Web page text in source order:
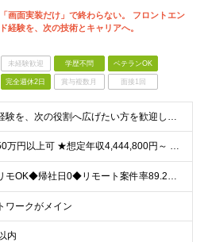
「画面実装だけ」で終わらない。 フロントエン
ド経験を、次の技術とキャリアへ。
未経験歓迎 学歴不問 ベテランOK
完全週休2日 賞与複数月 面接1回
＼開発経験を、次の役割へ広げたい方を歓迎します／ ■HTML、CSS、JavaScriptを使用した実務経験を1年以上お持ちの方 ■APIを利用した画面・機能開発の経験、または基礎知識をお持ちの方
★月給50万円以上可 ★想定年収4,444,800円～ ★転職時に50万円～300万円の年収UP事例あり！ ★入社1年で年収が120万円上がった社員もいます！ 月給370,400円〜 ※経験やスキル
◆フルリモOK◆帰社日0◆リモート案件率89.2%◆希望を考慮／転居を伴う転勤なし 一都三県のクライアント先＋在宅勤務（案件により異なります） 【本社】東京都千代田区内幸町2-2-3 日比谷国際ビル
ワークがメイン
内